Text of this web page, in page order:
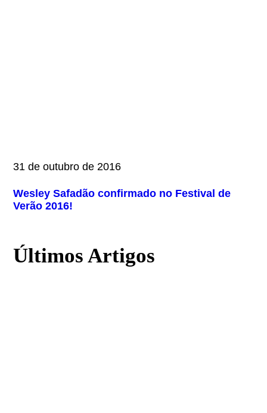
31 de outubro de 2016
Wesley Safadão confirmado no Festival de
Verão 2016!
Últimos Artigos